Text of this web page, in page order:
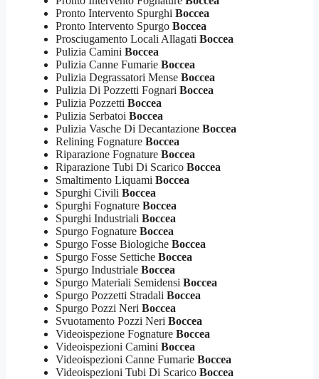
Pronto Intervento Spurghi Boccea
Pronto Intervento Spurgo Boccea
Prosciugamento Locali Allagati Boccea
Pulizia Camini Boccea
Pulizia Canne Fumarie Boccea
Pulizia Degrassatori Mense Boccea
Pulizia Di Pozzetti Fognari Boccea
Pulizia Pozzetti Boccea
Pulizia Serbatoi Boccea
Pulizia Vasche Di Decantazione Boccea
Relining Fognature Boccea
Riparazione Fognature Boccea
Riparazione Tubi Di Scarico Boccea
Smaltimento Liquami Boccea
Spurghi Civili Boccea
Spurghi Fognature Boccea
Spurghi Industriali Boccea
Spurgo Fognature Boccea
Spurgo Fosse Biologiche Boccea
Spurgo Fosse Settiche Boccea
Spurgo Industriale Boccea
Spurgo Materiali Semidensi Boccea
Spurgo Pozzetti Stradali Boccea
Spurgo Pozzi Neri Boccea
Svuotamento Pozzi Neri Boccea
Videoispezione Fognature Boccea
Videoispezioni Camini Boccea
Videoispezioni Canne Fumarie Boccea
Videoispezioni Tubi Di Scarico Boccea